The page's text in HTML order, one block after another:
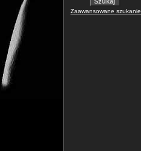
Zaawansowane szukanie